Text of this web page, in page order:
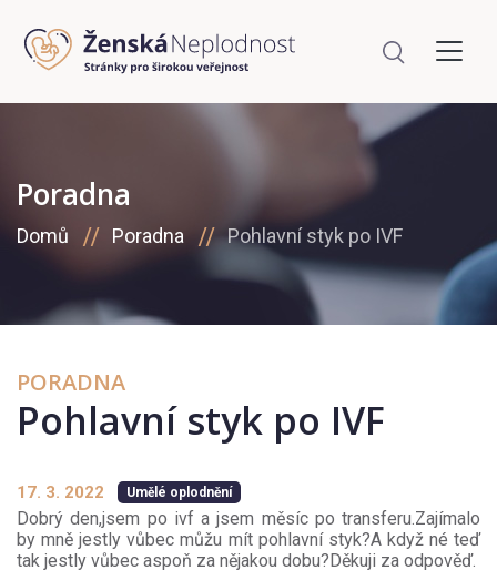
Poradna
Domů Poradna Pohlavní styk po IVF
PORADNA
Pohlavní styk po IVF
17. 3. 2022 Umělé oplodnění
Dobrý den,jsem po ivf a jsem měsíc po transferu.Zajímalo
by mně jestly vůbec můžu mít pohlavní styk?A když né teď
tak jestly vůbec aspoň za nějakou dobu?Děkuji za odpověď.